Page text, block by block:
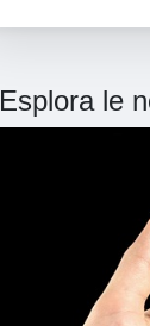
Esplora le